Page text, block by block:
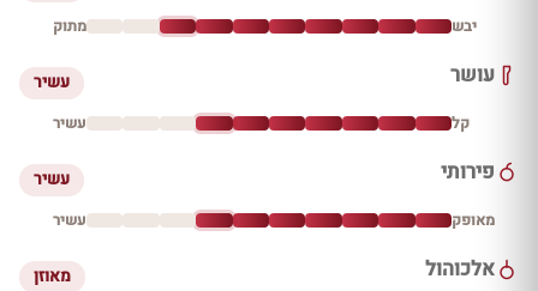
יבש מתוק
עושר עשיר
קל עשיר
פירותי עשיר
מאופק עשיר
אלכוהול מאוזן